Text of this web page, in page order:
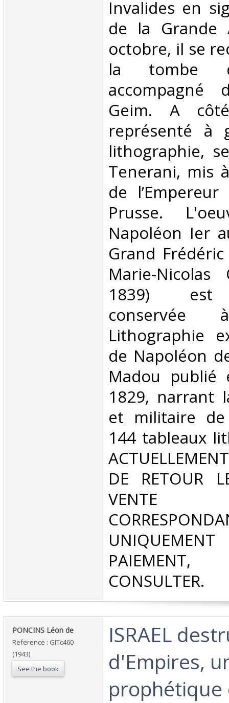
Invalides en
de la Grande
octobre, il se
la tombe
accompagné
Geim. A
représenté à
lithographie,
Tenerani, mis
de
Prusse.
Napoléon Ier
Grand
Marie-Nicolas
1839) est
conservée
Lithographie
de Napoléon
Madou
1829, narrant
et militaire
144 tableaux
DE RETOUR
CONSULTER.‎
‎PONCINS Léon de‎
Reference : GITc460
(1943)
See the book
‎ISRAEL
d'Empires,
prophétique